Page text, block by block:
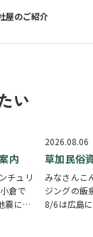
屋のご紹介
い
内
チュリ
倉で
震によ
2026.08.06
草加民俗
みなさんこ
ジングの飯
8/6は広島